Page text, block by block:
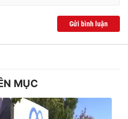
Gửi bình luận
MỤC